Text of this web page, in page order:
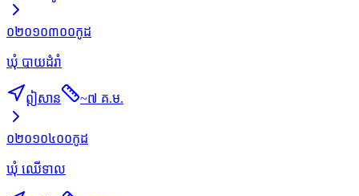
០២០១០៣០០កូដ
ឃុំ បាយដំរាំ
ឦសាន ~៧ គ.ម.
០២០១០៤០០កូដ
ឃុំ ឈើទាល